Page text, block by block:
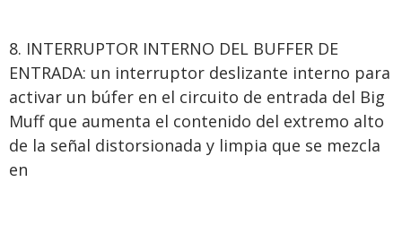
INTERRUPTOR INTERNO DEL BUFFER DE
ENTRADA: un interruptor deslizante interno para
activar un búfer en el circuito de entrada del Big
Muff que aumenta el contenido del extremo alto
de la señal distorsionada y limpia que se mezcla
en